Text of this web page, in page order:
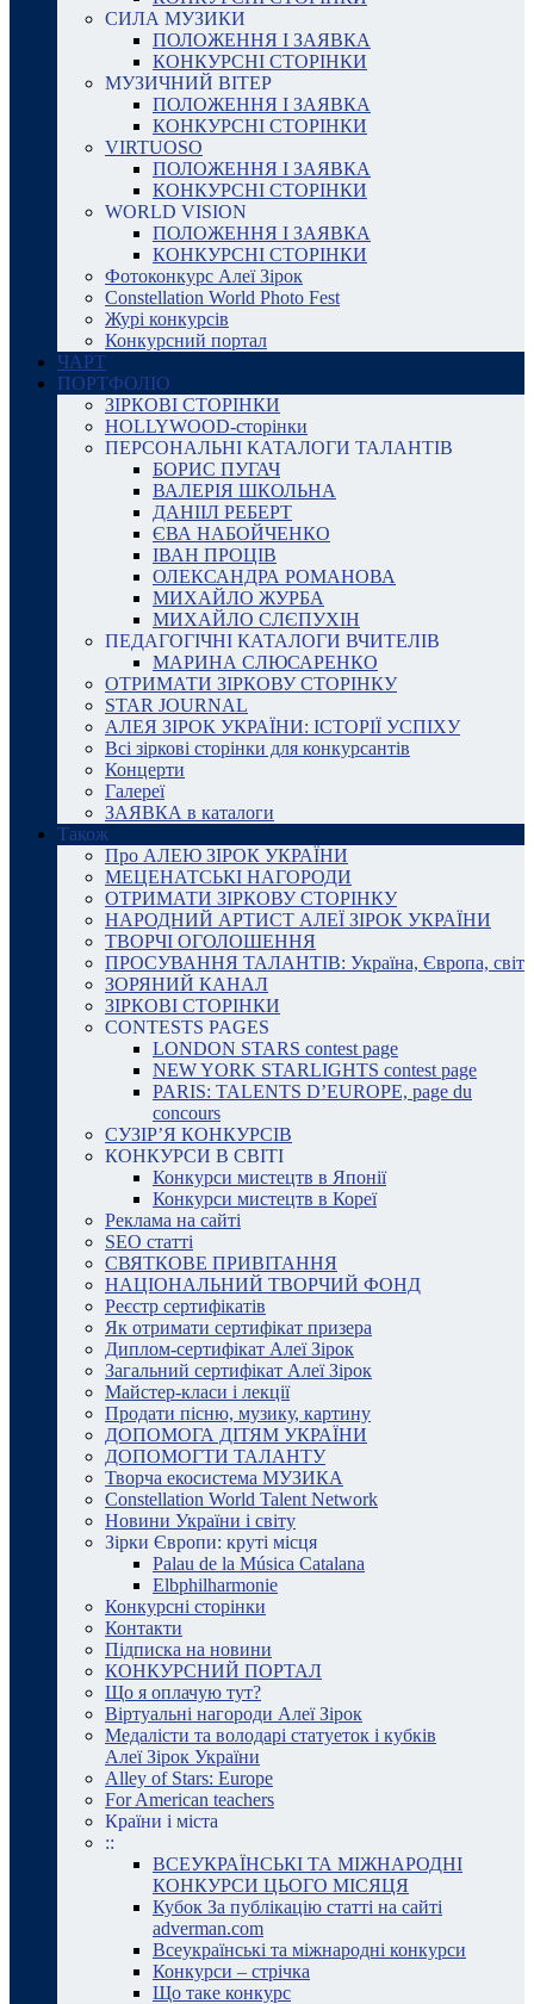
СИЛА МУЗИКИ
ПОЛОЖЕННЯ І ЗАЯВКА
КОНКУРСНІ СТОРІНКИ
МУЗИЧНИЙ ВІТЕР
ПОЛОЖЕННЯ І ЗАЯВКА
КОНКУРСНІ СТОРІНКИ
VIRTUOSO
ПОЛОЖЕННЯ І ЗАЯВКА
КОНКУРСНІ СТОРІНКИ
WORLD VISION
ПОЛОЖЕННЯ І ЗАЯВКА
КОНКУРСНІ СТОРІНКИ
Фотоконкурс Алеї Зірок
Constellation World Photo Fest
Журі конкурсів
Конкурсний портал
ЧАРТ
ПОРТФОЛІО
ЗІРКОВІ СТОРІНКИ
HOLLYWOOD-сторінки
ПЕРСОНАЛЬНІ КАТАЛОГИ ТАЛАНТІВ
БОРИС ПУГАЧ
ВАЛЕРІЯ ШКОЛЬНА
ДАНІІЛ РЕБЕРТ
ЄВА НАБОЙЧЕНКО
ІВАН ПРОЦІВ
ОЛЕКСАНДРА РОМАНОВА
МИХАЙЛО ЖУРБА
МИХАЙЛО СЛЄПУХІН
ПЕДАГОГІЧНІ КАТАЛОГИ ВЧИТЕЛІВ
МАРИНА СЛЮСАРЕНКО
ОТРИМАТИ ЗІРКОВУ СТОРІНКУ
STAR JOURNAL
АЛЕЯ ЗІРОК УКРАЇНИ: ІСТОРІЇ УСПІХУ
Всі зіркові сторінки для конкурсантів
Концерти
Галереї
ЗАЯВКА в каталоги
Також
Про АЛЕЮ ЗІРОК УКРАЇНИ
МЕЦЕНАТСЬКІ НАГОРОДИ
ОТРИМАТИ ЗІРКОВУ СТОРІНКУ
НАРОДНИЙ АРТИСТ АЛЕЇ ЗІРОК УКРАЇНИ
ТВОРЧІ ОГОЛОШЕННЯ
ПРОСУВАННЯ ТАЛАНТІВ: Україна, Європа, світ
ЗОРЯНИЙ КАНАЛ
ЗІРКОВІ СТОРІНКИ
CONTESTS PAGES
LONDON STARS contest page
NEW YORK STARLIGHTS contest page
PARIS: TALENTS D’EUROPE, page du
concours
СУЗІР’Я КОНКУРСІВ
КОНКУРСИ В СВІТІ
Конкурси мистецтв в Японії
Конкурси мистецтв в Кореї
Реклама на сайті
SEO статті
СВЯТКОВЕ ПРИВІТАННЯ
НАЦІОНАЛЬНИЙ ТВОРЧИЙ ФОНД
Реєстр сертифікатів
Як отримати сертифікат призера
Диплом-сертифікат Алеї Зірок
Загальний сертифікат Алеї Зірок
Майстер-класи і лекції
Продати пісню, музику, картину
ДОПОМОГА ДІТЯМ УКРАЇНИ
ДОПОМОГТИ ТАЛАНТУ
Творча екосистема МУЗИКА
Constellation World Talent Network
Новини України і світу
Зірки Європи: круті місця
Palau de la Música Catalana
Elbphilharmonie
Конкурсні сторінки
Контакти
Підписка на новини
КОНКУРСНИЙ ПОРТАЛ
Що я оплачую тут?
Віртуальні нагороди Алеї Зірок
Медалісти та володарі статуеток і кубків
Алеї Зірок України
Alley of Stars: Europe
For American teachers
Країни і міста
::
ВСЕУКРАЇНСЬКІ ТА МІЖНАРОДНІ
КОНКУРСИ ЦЬОГО МІСЯЦЯ
Кубок За публікацію статті на сайті
adverman.com
Всеукраїнські та міжнародні конкурси
Конкурси – стрічка
Що таке конкурс